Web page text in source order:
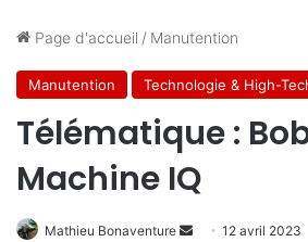
Page d'accueil / Manutention
Manutention Technologie & High-
Télématique :
Machine IQ
Mathieu Bonaventure 12 avril 2023